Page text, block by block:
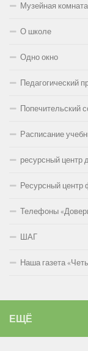
Музейная комната
О школе
Одно окно
Педагогический
Попечительский
Расписание
ресурсный центр
Ресурсный центр
Телефоны
ШАГ
Наша газета
ЕЩЁ